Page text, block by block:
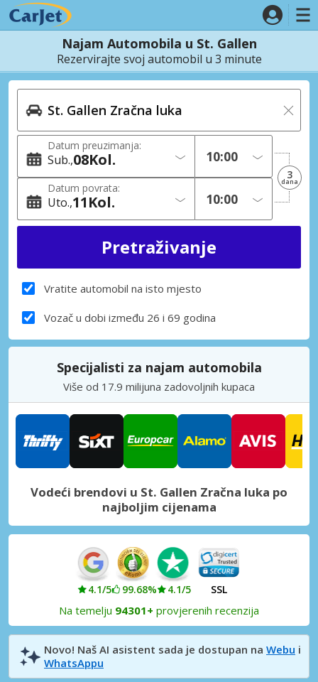
Najam Automobila u St. Gallen
Rezervirajte svoj automobil u 3 minute
Datum preuzimanja:
Sub. 08Kol.
Datum povrata:
Uto. 11Kol.
3
dana
Vratite automobil na isto mjesto
Vozač u dobi između 26 i 69 godina
Specijalisti za najam automobila
Više od 17.9 milijuna zadovoljnih kupaca
Vodeći brendovi u St. Gallen Zračna luka po
najboljim cijenama
4.1/5 99.68% 4.1/5 SSL
Na temelju 94301+ provjerenih recenzija
Novo! Naš AI asistent sada je dostupan na Webu i
WhatsAppu